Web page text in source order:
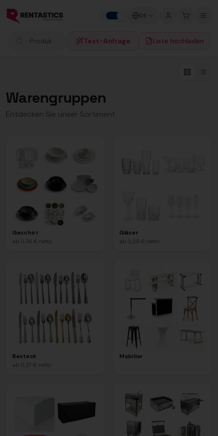
DE
Produkte suchen Text-Anfrage Liste hochladen
Warengruppen
Entdecken Sie unser Sortiment
Geschirr
ab 0,38 € netto
Gläser
ab 0,39 € netto
Besteck
ab 0,37 € netto
Mobiliar